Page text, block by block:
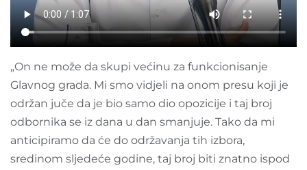
„On ne može da skupi većinu za funkcionisanje
Glavnog grada. Mi smo vidjeli na onom presu koji je
održan juče da je bio samo dio opozicije i taj broj
odbornika se iz dana u dan smanjuje. Tako da mi
anticipiramo da će do održavanja tih izbora,
sredinom sljedeće godine, taj broj biti znatno ispod